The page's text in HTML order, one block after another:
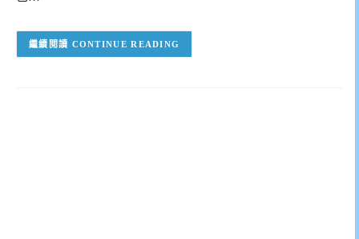
CONTINUE READING